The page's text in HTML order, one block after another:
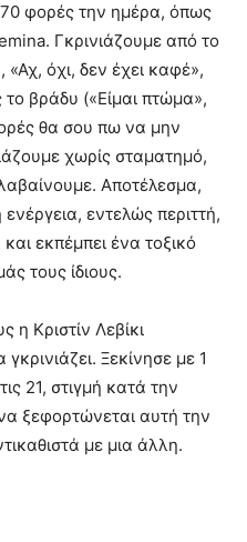
70 φορές την ημέρα, όπως
Γκρινιάζουμε από το
όχι, δεν έχει καφέ»,
βράδυ («Είμαι πτώμα»,
θα σου πω να μην
χωρίς σταματημό,
Αποτέλεσμα,
εντελώς περιττή,
εκπέμπει ένα τοξικό
τους ίδιους.
η Κριστίν Λεβίκι
Ξεκίνησε με 1
21, στιγμή κατά την
ξεφορτώνεται αυτή την
με μια άλλη.